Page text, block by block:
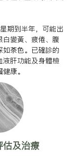
期到半年，可能出
白變黃、疲倦、腹
如茶色。已確診的
液肝功能及身體檢
康。
估及治療